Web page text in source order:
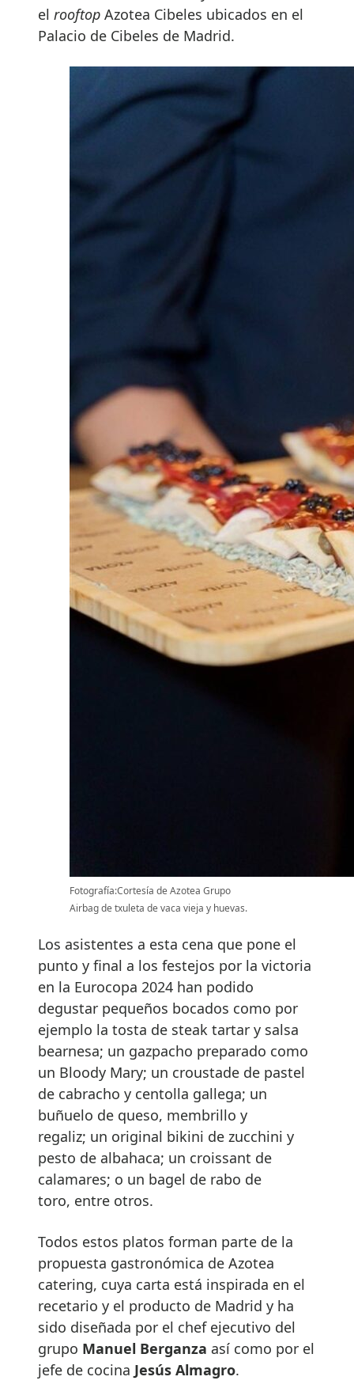
el rooftop Azotea Cibeles ubicados en el
Palacio de Cibeles de Madrid.
Fotografía:Cortesía de Azotea Grupo
Airbag de txuleta de vaca vieja y huevas.
Los asistentes a esta cena que pone el
punto y final a los festejos por la victoria
en la Eurocopa 2024 han podido
degustar pequeños bocados como por
ejemplo la tosta de steak tartar y salsa
bearnesa; un gazpacho preparado como
un Bloody Mary; un croustade de pastel
de cabracho y centolla gallega; un
buñuelo de queso, membrillo y
regaliz; un original bikini de zucchini y
pesto de albahaca; un croissant de
calamares; o un bagel de rabo de
toro, entre otros.
Todos estos platos forman parte de la
propuesta gastronómica de Azotea
catering, cuya carta está inspirada en el
recetario y el producto de Madrid y ha
sido diseñada por el chef ejecutivo del
grupo Manuel Berganza así como por el
jefe de cocina Jesús Almagro.